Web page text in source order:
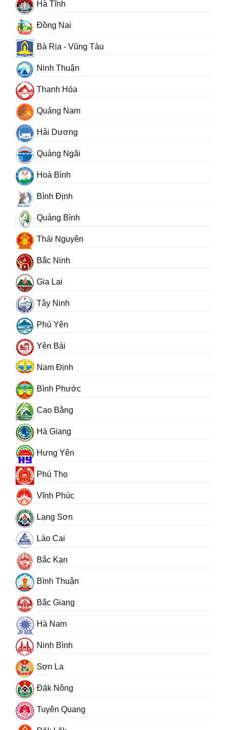
Hà Tĩnh
Đồng Nai
Bà Rịa - Vũng Tàu
Ninh Thuận
Thanh Hóa
Quảng Nam
Hải Dương
Quảng Ngãi
Hoà Bình
Bình Định
Quảng Bình
Thái Nguyên
Bắc Ninh
Gia Lai
Tây Ninh
Phú Yên
Yên Bái
Nam Định
Bình Phước
Cao Bằng
Hà Giang
Hưng Yên
Phú Thọ
Vĩnh Phúc
Lạng Sơn
Lào Cai
Bắc Kạn
Bình Thuận
Bắc Giang
Hà Nam
Ninh Bình
Sơn La
Đăk Nông
Tuyên Quang